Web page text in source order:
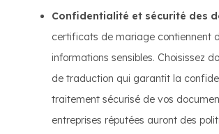
Confidentialité et sécurité des
certificats de mariage contiennent
informations sensibles. Choisissez
de traduction qui garantit la
traitement sécurisé de vos
entreprises réputées auront des